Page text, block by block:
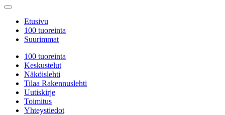
Etusivu
100 tuoreinta
Suurimmat
100 tuoreinta
Keskustelut
Näköislehti
Tilaa Rakennuslehti
Uutiskirje
Toimitus
Yhteystiedot